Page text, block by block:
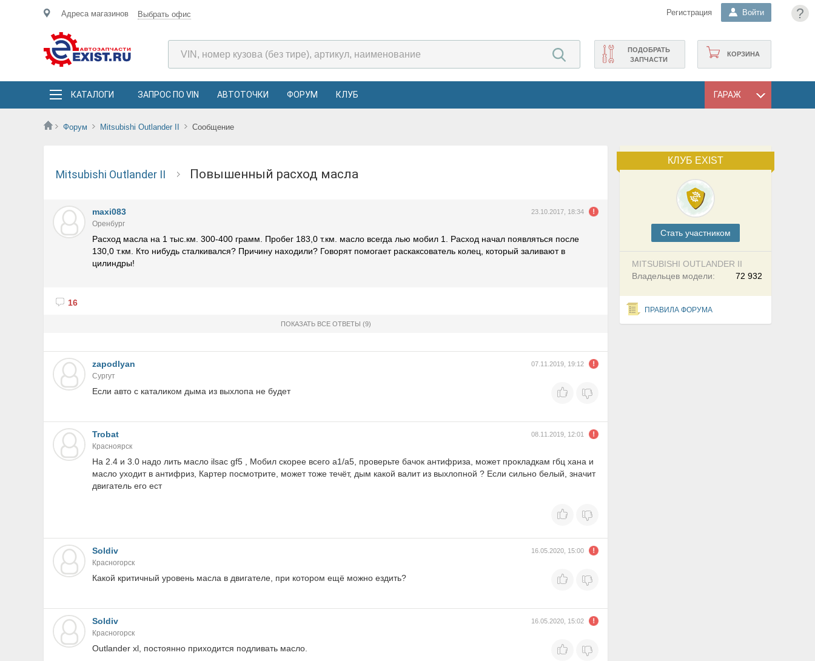
?
Адреса магазинов Выбрать офис Регистрация Войти
КОРЗИНА
ПОДОБРАТЬ
ЗАПЧАСТИ
КАТАЛОГИ ЗАПРОС ПО VIN АВТОТОЧКИ ФОРУМ КЛУБ ГАРАЖ
Форум Mitsubishi Outlander II Сообщение
КЛУБ EXIST
Cтать участником
MITSUBISHI OUTLANDER II
72 932
Владельцев модели:
ПРАВИЛА ФОРУМА
Mitsubishi Outlander II Повышенный расход масла
maxi083 23.10.2017, 18:34
Оренбург
Расход масла на 1 тыс.км. 300-400 грамм. Пробег 183,0 т.км. масло всегда лью мобил 1. Расход начал появляться после
130,0 т.км. Кто нибудь сталкивался? Причину находили? Говорят помогает раскаксователь колец, который заливают в
цилиндры!
16
ПОКАЗАТЬ ВСЕ ОТВЕТЫ (9)
zapodlyan 07.11.2019, 19:12
Сургут
Если авто с каталиком дыма из выхлопа не будет
Trobat 08.11.2019, 12:01
Красноярск
На 2.4 и 3.0 надо лить масло ilsac gf5 , Мобил скорее всего а1/а5, проверьте бачок антифриза, может прокладкам гбц хана и
масло уходит в антифриз, Картер посмотрите, может тоже течёт, дым какой валит из выхлопной ? Если сильно белый, значит
двигатель его ест
Soldiv 16.05.2020, 15:00
Красногорск
Какой критичный уровень масла в двигателе, при котором ещё можно ездить?
Soldiv 16.05.2020, 15:02
Красногорск
Outlander xl, постоянно приходится подливать масло.